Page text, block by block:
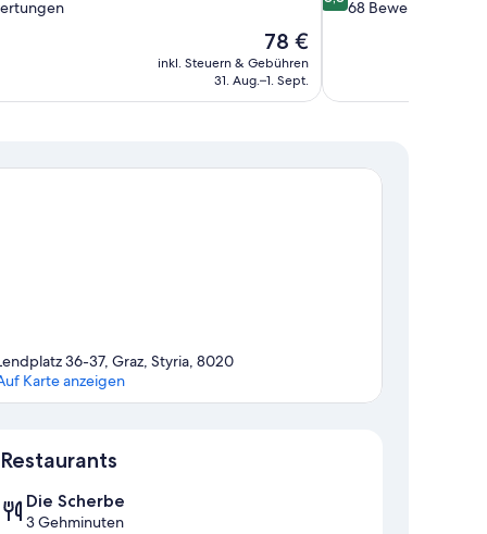
Der
Preis
beträgt
78 €
inkl. Steuern & Gebühren
31. Aug.–1. Sept.
von
Bewertungen
68 Bewertungen
36-37, Graz, Styria, 8020
Karte anzeigen
Restaurants
Die Scherbe
3 Gehminuten